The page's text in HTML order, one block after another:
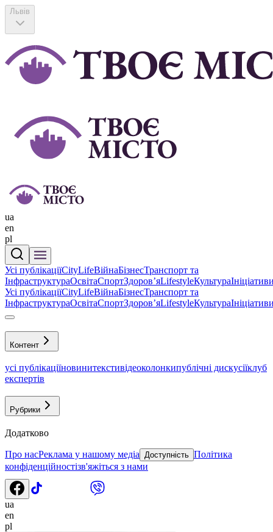
Львів
ua
en
pl
Усі публікаціїCityLifeВійнаБізнесТранспорт та
ІнфраструктураОсвітаСпортЗдоровʼяLifestyleКультура
Усі публікаціїCityLifeВійнаБізнесТранспорт та
ІнфраструктураОсвітаСпортЗдоровʼяLifestyleКультура
Контент
усі публікаціїновинитекстивідеоколонкипублічні дискусіїклуб
експертів
Рубрики
Додатково
Про насРеклама у нашому медіа Доступність Політика
конфіденційностізв'яжіться з нами
ua
en
pl